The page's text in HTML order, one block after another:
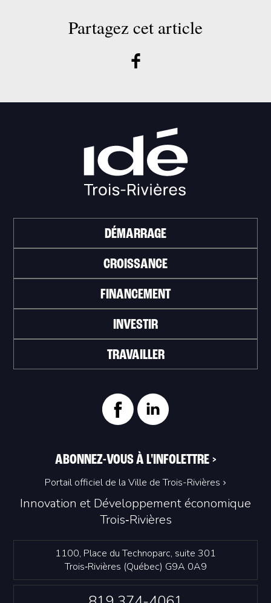
Partagez cet article
Innovation et Développement économique
Trois‑Rivières
1100, Place du Technoparc, suite 301
Trois‑Rivières (Québec) G9A 0A9
DÉMARRAGE
CROISSANCE
FINANCEMENT
INVESTIR
TRAVAILLER
ABONNEZ-VOUS À L'INFOLETTRE >
Portail officiel de la Ville de Trois-Rivières